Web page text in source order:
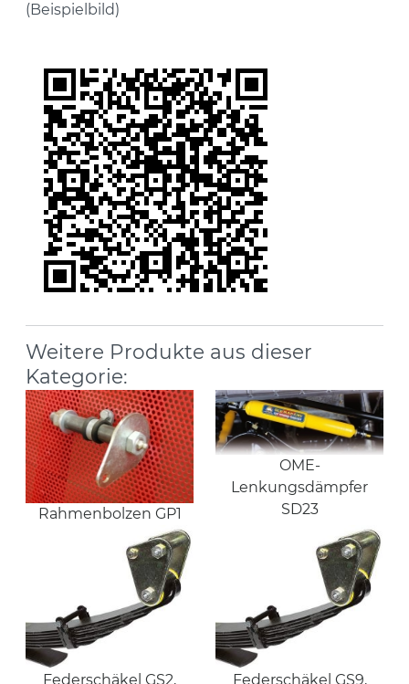
(Beispielbild)
Weitere Produkte aus dieser
Kategorie:
Rahmenbolzen GP1
OME-
Lenkungsdämpfer
SD23
Federschäkel GS2, Federschäkel GS9,